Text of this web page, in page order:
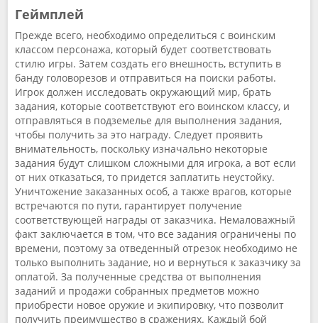
Геймплей
Прежде всего, необходимо определиться с воинским
классом персонажа, который будет соответствовать
стилю игры. Затем создать его внешность, вступить в
банду головорезов и отправиться на поиски работы.
Игрок должен исследовать окружающий мир, брать
задания, которые соответствуют его воинском классу, и
отправляться в подземелье для выполнения задания,
чтобы получить за это награду. Следует проявить
внимательность, поскольку изначально некоторые
задания будут слишком сложными для игрока, а вот если
от них отказаться, то придется заплатить неустойку.
Уничтожение заказанных особ, а также врагов, которые
встречаются по пути, гарантирует получение
соответствующей награды от заказчика. Немаловажный
факт заключается в том, что все задания ограничены по
времени, поэтому за отведенный отрезок необходимо не
только выполнить задание, но и вернуться к заказчику за
оплатой. За полученные средства от выполнения
заданий и продажи собранных предметов можно
приобрести новое оружие и экипировку, что позволит
получить преимущество в сражениях. Каждый бой